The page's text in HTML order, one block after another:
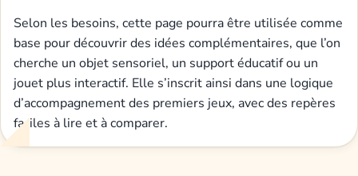
Selon les besoins, cette page pourra être utilisée comme
base pour découvrir des idées complémentaires, que l’on
cherche un objet sensoriel, un support éducatif ou un
jouet plus interactif. Elle s’inscrit ainsi dans une logique
d’accompagnement des premiers jeux, avec des repères
faciles à lire et à comparer.